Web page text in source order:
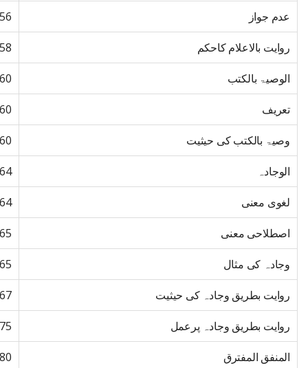
عدم جواز
روایت بالاعلام کاحکم
الوصیۃ بالکتب
تعریف
وصیۃ بالکتب کی حیثیت
الوجادہ
لغوی معنی
اصطلاحی معنی
وجادہ کی مثال
روایت بطریق وجادہ کی حیثیت
روایت بطریق وجادہ پرعمل
المنفق المفترق